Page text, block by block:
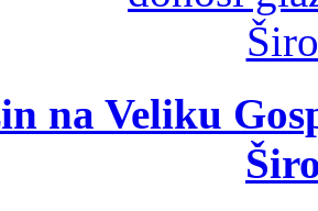
na Veliku